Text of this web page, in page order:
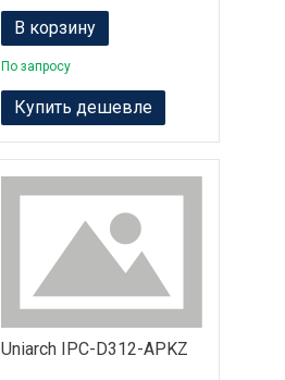
В корзину
По запросу
Купить дешевле
Uniarch IPC-D312-APKZ